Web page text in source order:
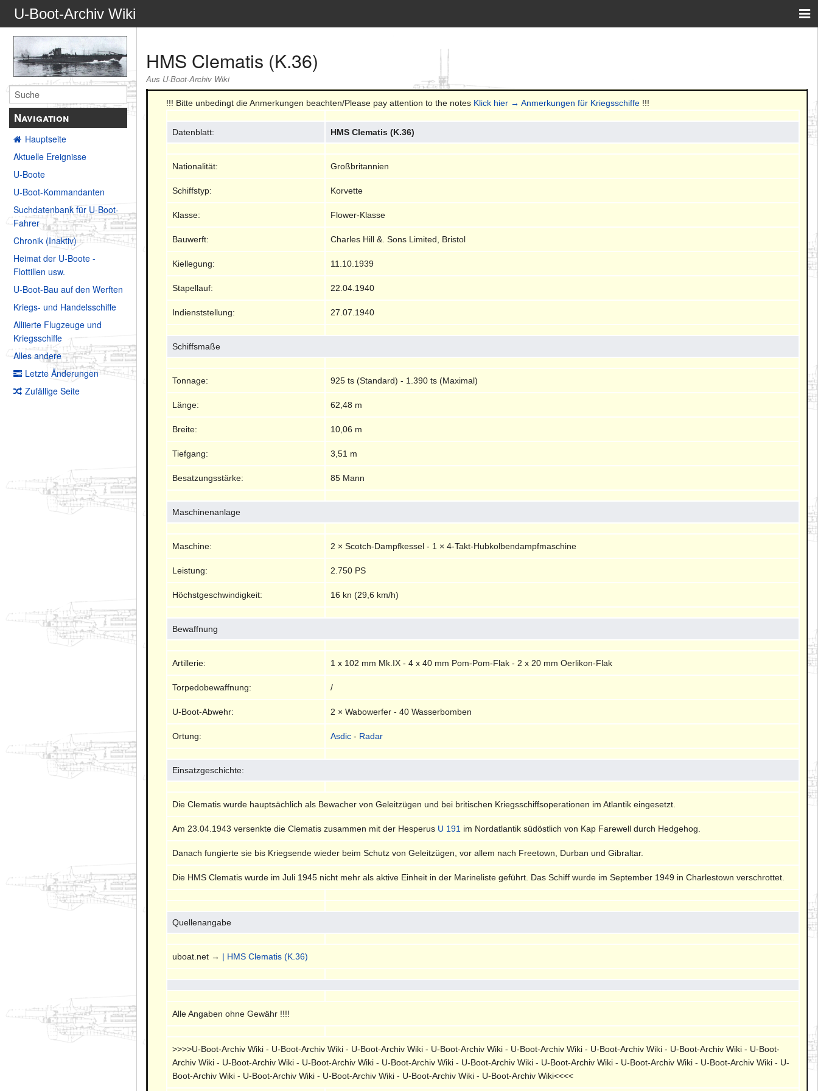
U-Boot-Archiv Wiki
Navigation
Hauptseite
Aktuelle Ereignisse
U-Boote
U-Boot-Kommandanten
Suchdatenbank für U-Boot-
Fahrer
Chronik (Inaktiv)
Heimat der U-Boote -
Flottillen usw.
U-Boot-Bau auf den Werften
Kriegs- und Handelsschiffe
Alliierte Flugzeuge und
Kriegsschiffe
Alles andere
Letzte Änderungen
Zufällige Seite
HMS Clematis (K.36)
Aus U-Boot-Archiv Wiki
!!! Bitte unbedingt die Anmerkungen beachten/Please pay attention to the notes Klick hier → Anmerkungen für Kriegsschiffe !!!
Datenblatt: HMS Clematis (K.36)
Nationalität: Großbritannien
Schiffstyp: Korvette
Klasse: Flower-Klasse
Bauwerft: Charles Hill &. Sons Limited, Bristol
Kiellegung: 11.10.1939
Stapellauf: 22.04.1940
Indienststellung: 27.07.1940
Schiffsmaße
Tonnage: 925 ts (Standard) - 1.390 ts (Maximal)
Länge: 62,48 m
Breite: 10,06 m
Tiefgang: 3,51 m
Besatzungsstärke: 85 Mann
Maschinenanlage
Maschine: 2 × Scotch-Dampfkessel - 1 × 4-Takt-Hubkolbendampfmaschine
Leistung: 2.750 PS
Höchstgeschwindigkeit: 16 kn (29,6 km/h)
Bewaffnung
Artillerie: 1 x 102 mm Mk.IX - 4 x 40 mm Pom-Pom-Flak - 2 x 20 mm Oerlikon-Flak
Torpedobewaffnung: /
U-Boot-Abwehr: 2 × Wabowerfer - 40 Wasserbomben
Ortung: Asdic - Radar
Einsatzgeschichte:
Die Clematis wurde hauptsächlich als Bewacher von Geleitzügen und bei britischen Kriegsschiffsoperationen im Atlantik eingesetzt.
Am 23.04.1943 versenkte die Clematis zusammen mit der Hesperus U 191 im Nordatlantik südöstlich von Kap Farewell durch Hedgehog.
Danach fungierte sie bis Kriegsende wieder beim Schutz von Geleitzügen, vor allem nach Freetown, Durban und Gibraltar.
Die HMS Clematis wurde im Juli 1945 nicht mehr als aktive Einheit in der Marineliste geführt. Das Schiff wurde im September 1949 in Charlestown verschrottet.
Quellenangabe
uboat.net → | HMS Clematis (K.36)
Alle Angaben ohne Gewähr !!!!
>>>>U-Boot-Archiv Wiki - U-Boot-Archiv Wiki - U-Boot-Archiv Wiki - U-Boot-Archiv Wiki - U-Boot-Archiv Wiki - U-Boot-Archiv Wiki - U-Boot-Archiv Wiki - U-Boot-
Archiv Wiki - U-Boot-Archiv Wiki - U-Boot-Archiv Wiki - U-Boot-Archiv Wiki - U-Boot-Archiv Wiki - U-Boot-Archiv Wiki - U-Boot-Archiv Wiki - U-Boot-Archiv Wiki - U-
Boot-Archiv Wiki - U-Boot-Archiv Wiki - U-Boot-Archiv Wiki - U-Boot-Archiv Wiki - U-Boot-Archiv Wiki<<<<